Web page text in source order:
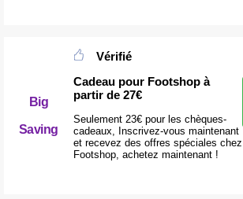
Big
Saving
Vérifié
Cadeau pour Footshop à
partir de 27€
Seulement 23€ pour les chèques-
cadeaux, Inscrivez-vous maintenant
et recevez des offres spéciales chez
Footshop, achetez maintenant !